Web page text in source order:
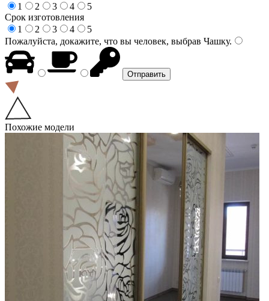
1
2 3 4
5
Срок изготовления
1
2 3 4
5
Пожалуйста, докажите, что вы человек, выбрав Чашку.
Похожие модели